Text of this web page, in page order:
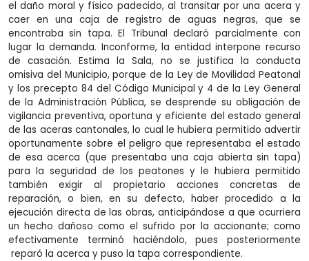
el daño moral y físico padecido, al transitar por una acera y
caer en una caja de registro de aguas negras, que se
encontraba sin tapa. El Tribunal declaró parcialmente con
lugar la demanda. Inconforme, la entidad interpone recurso
de casación. Estima la Sala, no se justifica la conducta
omisiva del Municipio, porque de la Ley de Movilidad Peatonal
y los precepto 84 del Código Municipal y 4 de la Ley General
de la Administración Pública, se desprende su obligación de
vigilancia preventiva, oportuna y eficiente del estado general
de las aceras cantonales, lo cual le hubiera permitido advertir
oportunamente sobre el peligro que representaba el estado
de esa acerca (que presentaba una caja abierta sin tapa)
para la seguridad de los peatones y le hubiera permitido
también exigir al propietario acciones concretas de
reparación, o bien, en su defecto, haber procedido a la
ejecución directa de las obras, anticipándose a que ocurriera
un hecho dañoso como el sufrido por la accionante; como
efectivamente terminó haciéndolo, pues posteriormente
reparó la acerca y puso la tapa correspondiente.